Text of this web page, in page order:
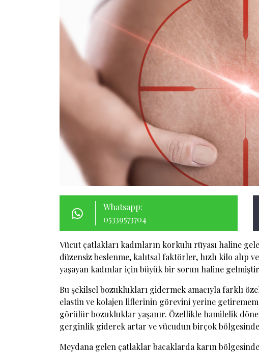
Whatsapp:
05339573704
Vücut çatlakları kadınların korkulu rüyası haline
düzensiz beslenme, kalıtsal faktörler, hızlı kilo
yaşayan kadınlar için büyük bir sorun haline
Bu şekilsel bozuklukları gidermek amacıyla farklı
elastin ve kolajen liflerinin görevini yerine
görülür bozukluklar yaşanır. Özellikle hamilelik
gerginlik giderek artar ve vücudun birçok
Meydana gelen çatlaklar bacaklarda karın